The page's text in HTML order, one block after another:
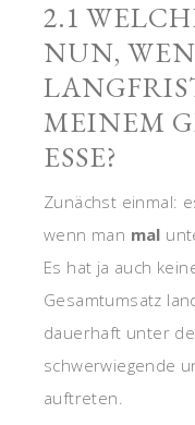
2.1
NUN,
MEINEM
ESSE?
Zunächst einmal:
wenn man mal
Es hat ja auch
Gesamtumsatz
dauerhaft unter
schwerwiegende
auftreten.